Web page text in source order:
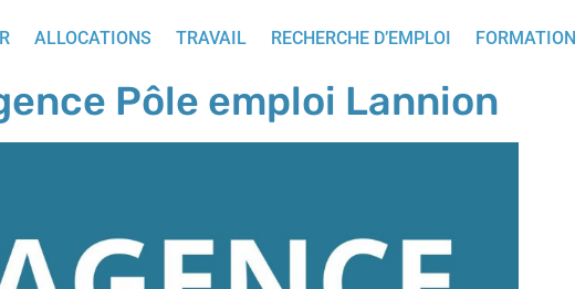
ALLOCATIONS TRAVAIL RECHERCHE D’EMPLOI FORMATION
Pôle emploi Lannion